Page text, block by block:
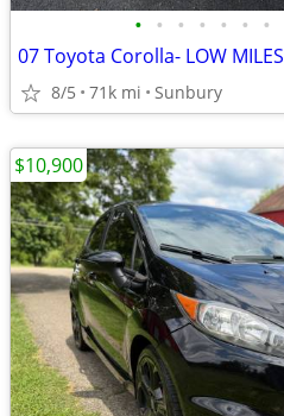
• • • • • • •
07 Toyota Corolla- LOW MILES
8/5 71k mi Sunbury
$10,900